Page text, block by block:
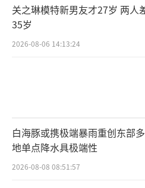
关之琳模特新男友才27岁 两人
35岁
2026-08-06 14:13:24
白海豚或携极端暴雨重创东部
地单点降水具极端性
2026-08-08 08:51:57